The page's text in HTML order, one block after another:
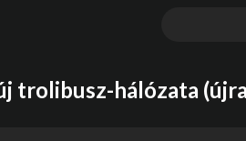
trolibusz-hálózata